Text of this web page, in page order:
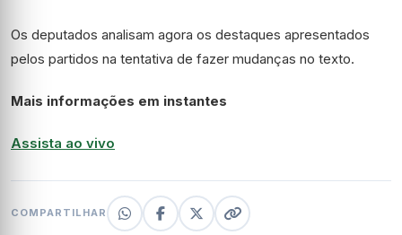
Os deputados analisam agora os destaques apresentados
pelos partidos na tentativa de fazer mudanças no texto.
Mais informações em instantes
Assista ao vivo
COMPARTILHAR